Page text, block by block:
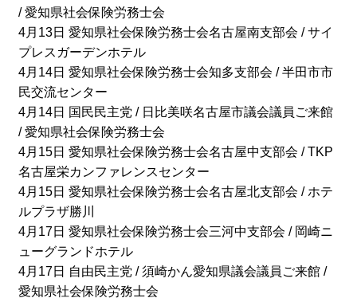
/ 愛知県社会保険労務士会
4月13日 愛知県社会保険労務士会名古屋南支部会 / サイ
プレスガーデンホテル
4月14日 愛知県社会保険労務士会知多支部会 / 半田市市
民交流センター
4月14日 国民民主党 / 日比美咲名古屋市議会議員ご来館
/ 愛知県社会保険労務士会
4月15日 愛知県社会保険労務士会名古屋中支部会 / TKP
名古屋栄カンファレンスセンター
4月15日 愛知県社会保険労務士会名古屋北支部会 / ホテ
ルプラザ勝川
4月17日 愛知県社会保険労務士会三河中支部会 / 岡崎ニ
ューグランドホテル
4月17日 自由民主党 / 須崎かん愛知県議会議員ご来館 /
愛知県社会保険労務士会